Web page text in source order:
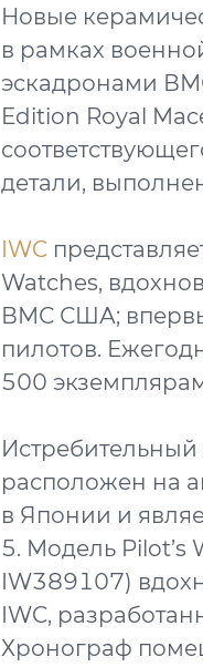
Новые
в рамках
эскадронами
Edition Royal
детали,
IWC
Watches,
ВМС США;
пилотов.
500
Истребительный
расположен на
в Японии и
5. Модель Pilot’s
IW389107)
IWC,
Хронограф